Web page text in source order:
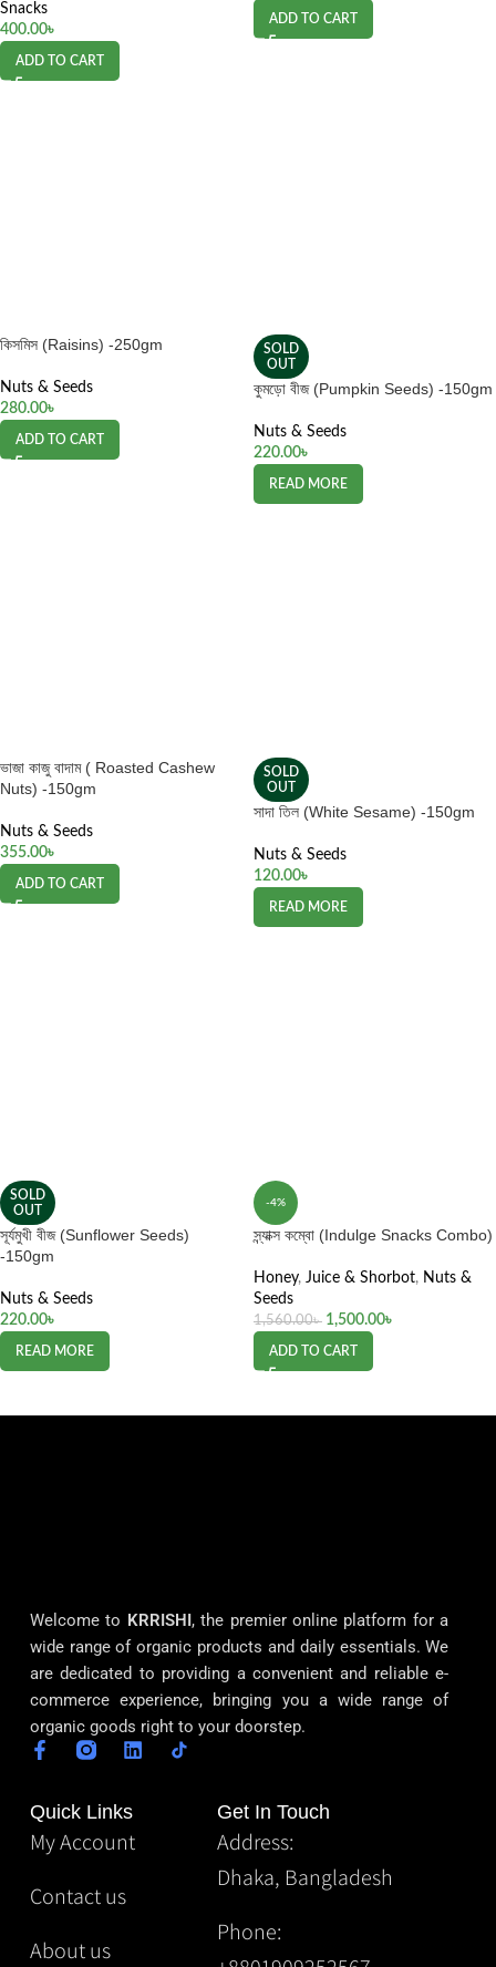
Snacks
400.00৳
ADD TO CART
ADD TO CART
কিসমিস (Raisins) -250gm
Nuts & Seeds
280.00৳
ADD TO CART
SOLD
OUT
কুমড়ো বীজ (Pumpkin Seeds) -150gm
Nuts & Seeds
220.00৳
READ MORE
ভাজা কাজু বাদাম ( Roasted Cashew
Nuts) -150gm
Nuts & Seeds
355.00৳
ADD TO CART
SOLD
OUT
সাদা তিল (White Sesame) -150gm
Nuts & Seeds
120.00৳
READ MORE
SOLD
OUT
সূর্যমুখী বীজ (Sunflower Seeds)
-150gm
Nuts & Seeds
220.00৳
READ MORE
-4%
স্ন্যাক্স কম্বো (Indulge Snacks Combo)
Honey, Juice & Shorbot, Nuts &
Seeds
1,560.00৳ 1,500.00৳
ADD TO CART
Welcome to KRRISHI, the premier online platform for a
wide range of organic products and daily essentials. We
are dedicated to providing a convenient and reliable e-
commerce experience, bringing you a wide range of
organic goods right to your doorstep.
Quick Links
My Account
Contact us
About us
Get In Touch
Address:
Dhaka, Bangladesh
Phone: